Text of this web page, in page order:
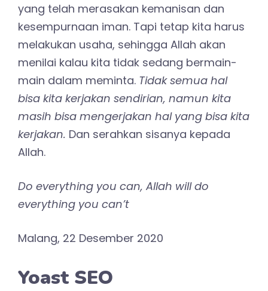
yang telah merasakan kemanisan dan
kesempurnaan iman. Tapi tetap kita harus
melakukan usaha, sehingga Allah akan
menilai kalau kita tidak sedang bermain-
main dalam meminta. Tidak semua hal
bisa kita kerjakan sendirian, namun kita
masih bisa mengerjakan hal yang bisa kita
kerjakan. Dan serahkan sisanya kepada
Allah.
Do everything you can, Allah will do
everything you can’t
Malang, 22 Desember 2020
Yoast SEO